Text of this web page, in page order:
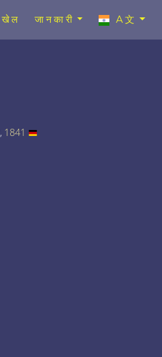
खेल जानकारी A文
, 1841